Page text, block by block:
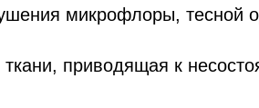
микрофлоры, тесной
приводящая к